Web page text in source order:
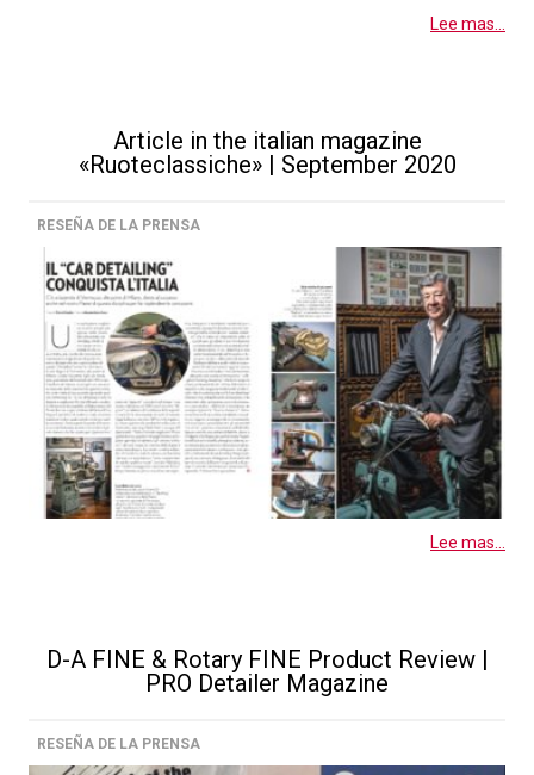
Lee mas...
Article in the italian magazine
«Ruoteclassiche» | September 2020
RESEÑA DE LA PRENSA
Lee mas...
D-A FINE & Rotary FINE Product Review |
PRO Detailer Magazine
RESEÑA DE LA PRENSA